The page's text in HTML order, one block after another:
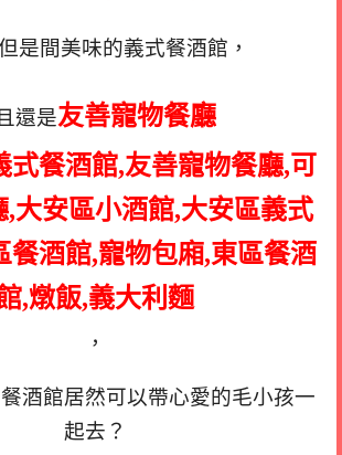
是間美味的義式餐酒館，
還是友善寵物餐廳
，
酒館居然可以帶心愛的毛小孩一
起去？